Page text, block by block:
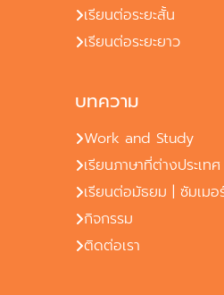
เรียนต่อระยะสั้น
เรียนต่อระยะยาว
บทความ
Work and Study
เรียนภาษาที่ต่างประเทศ
เรียนต่อมัธยม | ซัมเมอ
กิจกรรม
ติดต่อเรา